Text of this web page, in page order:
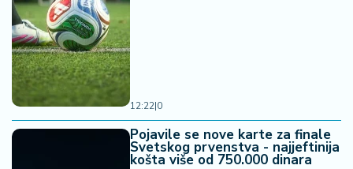
12:22|0
Pojavile se nove karte za finale
Svetskog prvenstva - najjeftinija
košta više od 750.000 dinara